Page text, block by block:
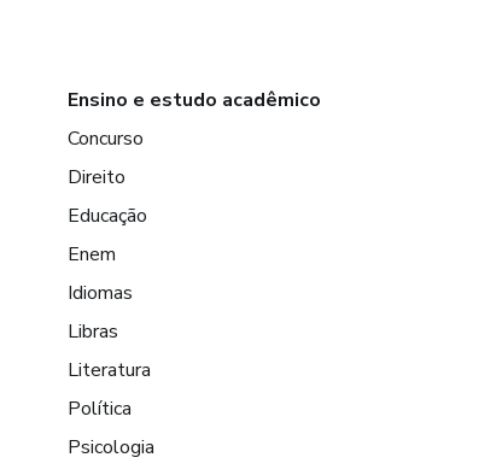
Ensino e estudo acadêmico
Concurso
Direito
Educação
Enem
Idiomas
Libras
Literatura
Política
Psicologia